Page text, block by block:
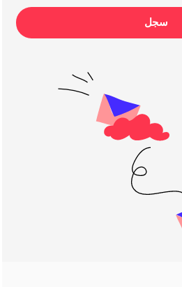
سجل